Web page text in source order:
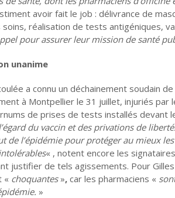
avoir fait le job : délivrance de
réalisation de tests antigéniques,
pour assurer leur mission de santé
unanime
a connu un déchainement soudain
à Montpellier le 31 juillet, injuriés par
de prises de tests installés devant
du vaccin et des privations de
de l’épidémie pour protéger au mieux
« , notent encore les
justifier de tels agissements. Pour
« choquantes», car les pharmaciens «
»